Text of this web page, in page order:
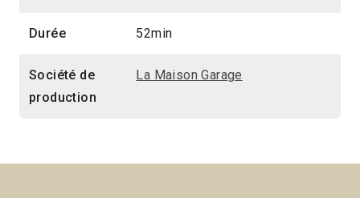
Durée 52min
Société de
production
La Maison Garage